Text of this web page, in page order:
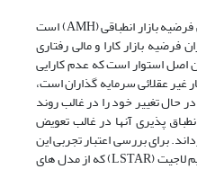
هدف این مقاله بررسی اعتبار تجربی فرضیه بازار انطباقی (AMH) است
بازار کارا و مالی رفتاری
اصل استوار است که عدم کارایی
غیر عقلائی سرمایه گذاران است،
حال تغییر خود را در غالب روند
پذیری آنها در غالب تعویض
برای بررسی اعتبار تجربی این
فرضیه از مدل رگرسیون انتقال ملایم لاجیت (LSTAR) که از مدل های